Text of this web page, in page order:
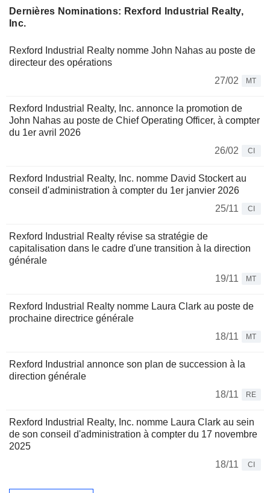
Dernières Nominations: Rexford Industrial Realty,
Inc.
Rexford Industrial Realty nomme John Nahas au poste de
directeur des opérations
27/02
MT
Rexford Industrial Realty, Inc. annonce la promotion de
John Nahas au poste de Chief Operating Officer, à compter
du 1er avril 2026
26/02
CI
Rexford Industrial Realty, Inc. nomme David Stockert au
conseil d'administration à compter du 1er janvier 2026
25/11
CI
Rexford Industrial Realty révise sa stratégie de
capitalisation dans le cadre d'une transition à la direction
générale
19/11
MT
Rexford Industrial Realty nomme Laura Clark au poste de
prochaine directrice générale
18/11
MT
Rexford Industrial annonce son plan de succession à la
direction générale
18/11
RE
Rexford Industrial Realty, Inc. nomme Laura Clark au sein
de son conseil d'administration à compter du 17 novembre
2025
18/11
CI